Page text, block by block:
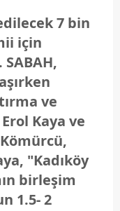
7 bin
için
ve
Kaya ve
"Kadıköy
birleşim
1.5- 2